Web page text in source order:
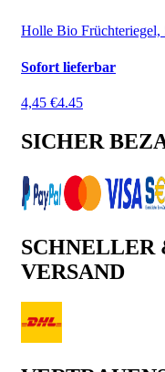
Holle Bio Früchteriegel,
Sofort lieferbar
4,45 €4.45
SICHER
VERSAND